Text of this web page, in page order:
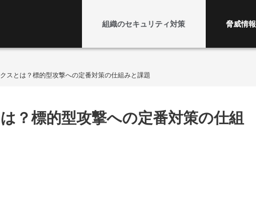
組織のセキュリティ対策 脅威情報
スとは？標的型攻撃への定番対策の仕組みと課題
？標的型攻撃への定番対策の仕組